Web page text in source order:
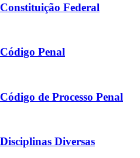
Constituição Federal
Código Penal
Código de Processo Penal
Disciplinas Diversas